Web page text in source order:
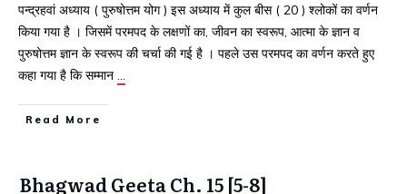
पन्द्रहवां अध्याय ( पुरुषोत्तम योग ) इस अध्याय में कुल बीस ( 20 ) श्लोकों का वर्णन
किया गया है । जिसमें परमपद के लक्षणों का, जीवन का स्वरूप, आत्मा के ज्ञान व
पुरुषोत्तम ज्ञान के स्वरूप की चर्चा की गई है । पहले उस परमपद का वर्णन करते हुए
कहा गया है कि सम्मान …
Read More
Bhagwad Geeta Ch. 15 [5-8]